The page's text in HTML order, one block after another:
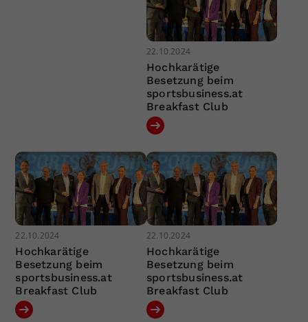
22.10.2024
Hochkarätige
Besetzung beim
sportsbusiness.at
Breakfast Club
22.10.2024
Hochkarätige
Besetzung beim
sportsbusiness.at
Breakfast Club
22.10.2024
Hochkarätige
Besetzung beim
sportsbusiness.at
Breakfast Club